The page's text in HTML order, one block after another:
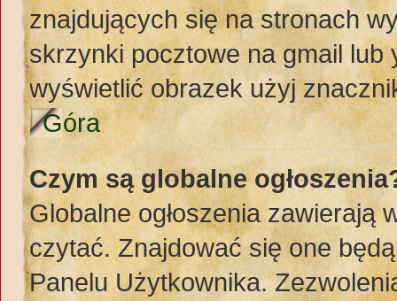
znajdujących się na stronach
skrzynki pocztowe na gmail lub
wyświetlić obrazek użyj
Góra
Czym są globalne
Globalne ogłoszenia zawierają
czytać. Znajdować się one
Panelu Użytkownika.